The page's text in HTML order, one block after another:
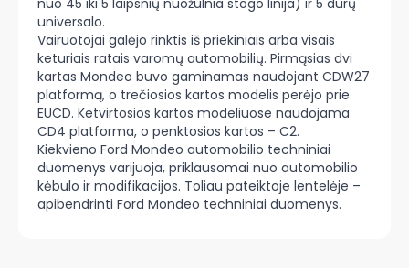
nuo 45 iki 5 laipsnių nuožulnia stogo linija) ir 5 durų
universalo.
Vairuotojai galėjo rinktis iš priekiniais arba visais
keturiais ratais varomų automobilių. Pirmąsias dvi
kartas Mondeo buvo gaminamas naudojant CDW27
platformą, o trečiosios kartos modelis perėjo prie
EUCD. Ketvirtosios kartos modeliuose naudojama
CD4 platforma, o penktosios kartos – C2.
Kiekvieno Ford Mondeo automobilio techniniai
duomenys varijuoja, priklausomai nuo automobilio
kėbulo ir modifikacijos. Toliau pateiktoje lentelėje –
apibendrinti Ford Mondeo techniniai duomenys.